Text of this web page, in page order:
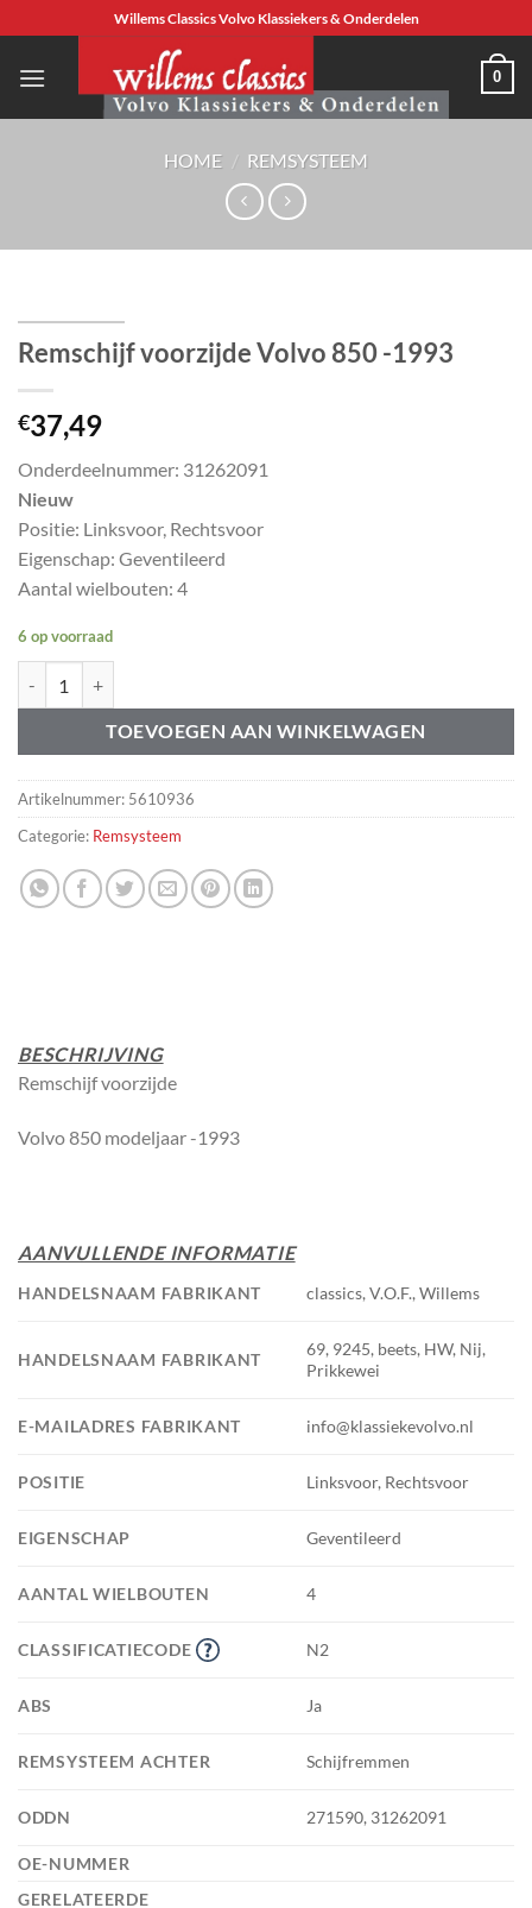
naar
inhoud
Willems Classics Volvo Klassiekers & Onderdelen
0
HOME / REMSYSTEEM
Remschijf voorzijde Volvo 850 -1993
€37,49
Onderdeelnummer: 31262091
Nieuw
Positie: Linksvoor, Rechtsvoor
Eigenschap: Geventileerd
Aantal wielbouten: 4
6 op voorraad
TOEVOEGEN AAN WINKELWAGEN
Artikelnummer: 5610936
Categorie: Remsysteem
BESCHRIJVING
Remschijf voorzijde
Volvo 850 modeljaar -1993
AANVULLENDE INFORMATIE
HANDELSNAAM FABRIKANT classics, V.O.F., Willems
HANDELSNAAM FABRIKANT
69, 9245, beets, HW, Nij,
Prikkewei
E-MAILADRES FABRIKANT info@klassiekevolvo.nl
POSITIE Linksvoor, Rechtsvoor
EIGENSCHAP Geventileerd
AANTAL WIELBOUTEN 4
CLASSIFICATIECODE N2
ABS Ja
REMSYSTEEM ACHTER Schijfremmen
ODDN 271590, 31262091
OE-NUMMER
GERELATEERDE